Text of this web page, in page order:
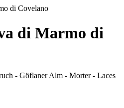
di Covelano
di Marmo di
- Göflaner Alm - Morter - Laces